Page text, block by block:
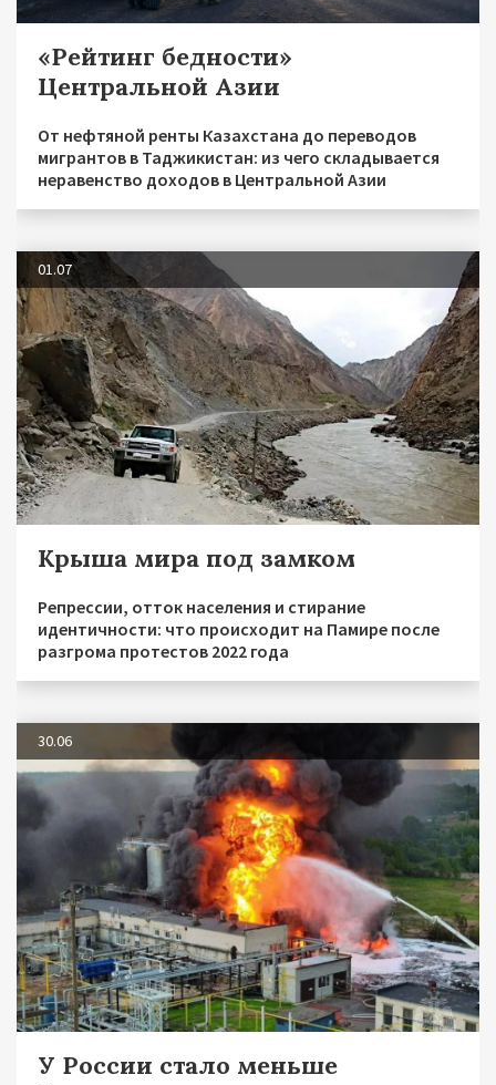
«Рейтинг бедности»
Центральной Азии
От нефтяной ренты Казахстана до переводов
мигрантов в Таджикистан: из чего складывается
неравенство доходов в Центральной Азии
01.07
Крыша мира под замком
Репрессии, отток населения и стирание
идентичности: что происходит на Памире после
разгрома протестов 2022 года
30.06
У России стало меньше